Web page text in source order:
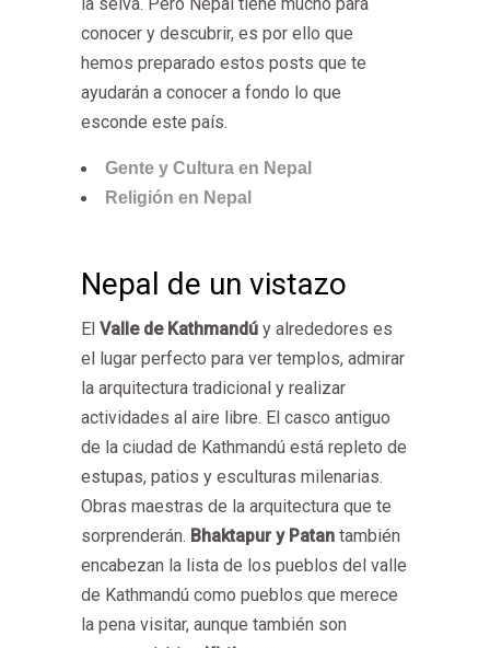
conocer y descubrir, es por ello que
hemos preparado estos posts que te
ayudarán a conocer a fondo lo que
esconde este país.
Gente y Cultura en Nepal
Religión en Nepal
Nepal de un vistazo
El Valle de Kathmandú y alrededores es
el lugar perfecto para ver templos, admirar
la arquitectura tradicional y realizar
actividades al aire libre. El casco antiguo
de la ciudad de Kathmandú está repleto de
estupas, patios y esculturas milenarias.
Obras maestras de la arquitectura que te
sorprenderán. Bhaktapur y Patan también
encabezan la lista de los pueblos del valle
de Kathmandú como pueblos que merece
la pena visitar, aunque también son